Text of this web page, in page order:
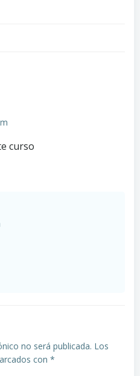
curso
no será publicada. Los
con *